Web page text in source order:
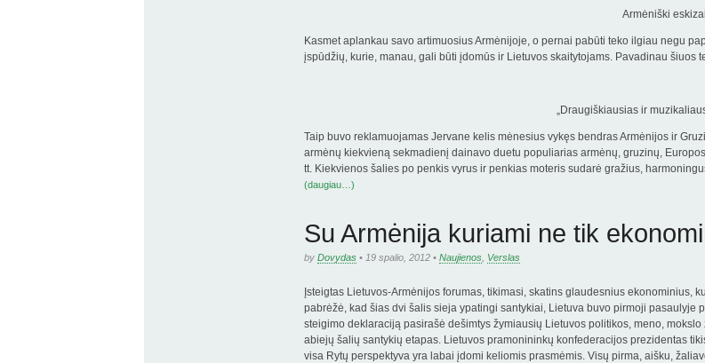
Armėniški eskizai
Kasmet aplankau savo artimuosius Armėnijoje, o pernai pabūti teko ilgiau negu
įspūdžių, kurie, manau, gali būti įdomūs ir Lietuvos skaitytojams. Pavadinau šiuos
„Draugiškiausias ir
Taip buvo reklamuojamas Jervane kelis mėnesius vykęs bendras Armėnijos ir
armėnų kiekvieną sekmadienį dainavo duetu populiarias armėnų, gruzinų,
tt. Kiekvienos šalies po penkis vyrus ir penkias moteris sudarė gražius,
(daugiau…)
Su Armėnija kuriami ne tik
by Dovydas • 19 spalio, 2012 • Naujienos Verslas
Įsteigtas Lietuvos-Armėnijos forumas, tikimasi, skatins glaudesnius ekonominius,
pabrėžė, kad šias dvi šalis sieja ypatingi santykiai, Lietuva buvo pirmoji
steigimo deklaraciją pasirašė dešimtys žymiausių Lietuvos politikos, meno,
abiejų šalių santykių etapas. Lietuvos pramonininkų konfederacijos prezidentas
visa Rytų perspektyva yra labai įdomi keliomis prasmėmis. Visų pirma, aišku,